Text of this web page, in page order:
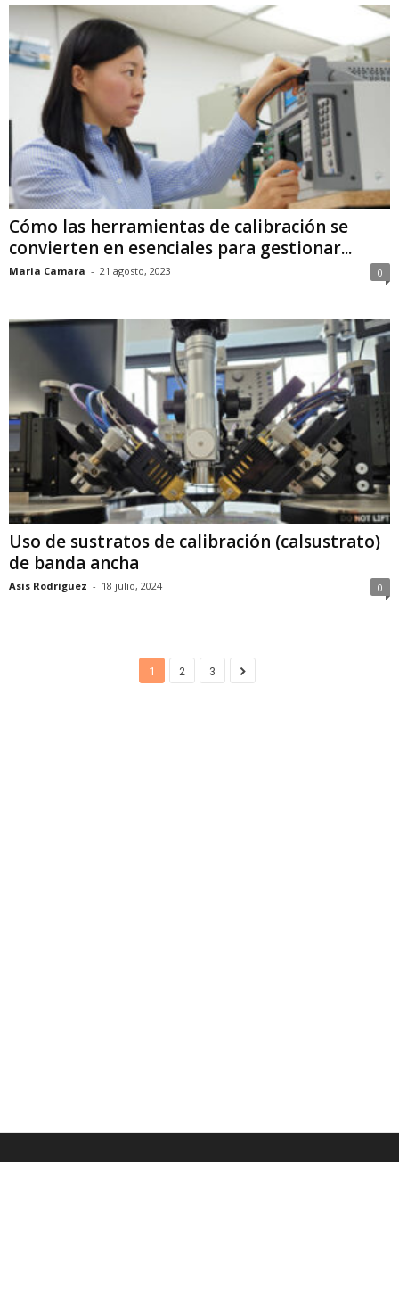
Cómo las herramientas de calibración se
convierten en esenciales para gestionar...
Maria Camara - 21 agosto, 2023 0
Uso de sustratos de calibración (calsustrato)
de banda ancha
Asis Rodriguez - 18 julio, 2024 0
1 2 3